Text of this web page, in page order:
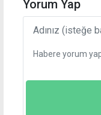
Yorum Yap